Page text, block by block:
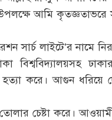
আমি কৃতজ্ঞতাভরে
সার্চ লাইটে’র নামে
বিশ্ববিদ্যালয়সহ
হত্যা করে। আগুন ধরিয়ে
চেষ্টা করে।